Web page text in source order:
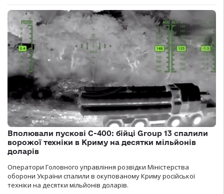
Вполювали пускові С-400: бійці Group 13 спалили
ворожої техніки в Криму на десятки мільйонів
доларів
Оператори Головного управління розвідки Міністерства
оборони України спалили в окупованому Криму російської
техніки на десятки мільйонів доларів.